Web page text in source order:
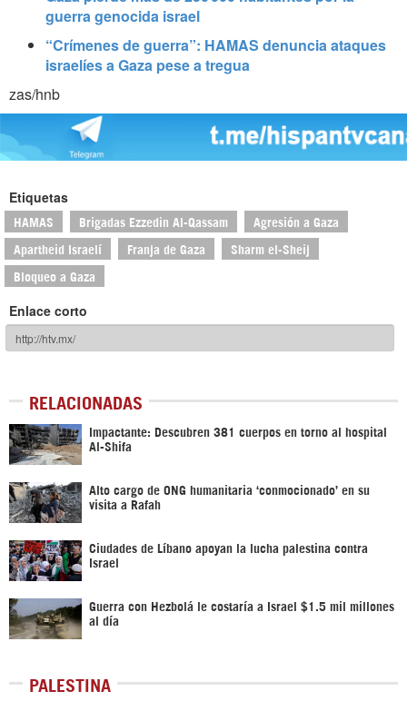
guerra genocida israel
“Crímenes de guerra”: HAMAS denuncia ataques
israelíes a Gaza pese a tregua
zas/hnb
Etiquetas
HAMAS Brigadas Ezzedin Al-Qassam Agresión a Gaza
Apartheid Israelí Franja de Gaza Sharm el-Sheij
Bloqueo a Gaza
Enlace corto
RELACIONADAS
Impactante: Descubren 381 cuerpos en torno al hospital
Al-Shifa
Alto cargo de ONG humanitaria ‘conmocionado’ en su
visita a Rafah
Ciudades de Líbano apoyan la lucha palestina contra
Israel
Guerra con Hezbolá le costaría a Israel $1.5 mil millones
al día
PALESTINA